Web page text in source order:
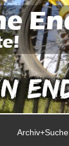
Archiv+Suche